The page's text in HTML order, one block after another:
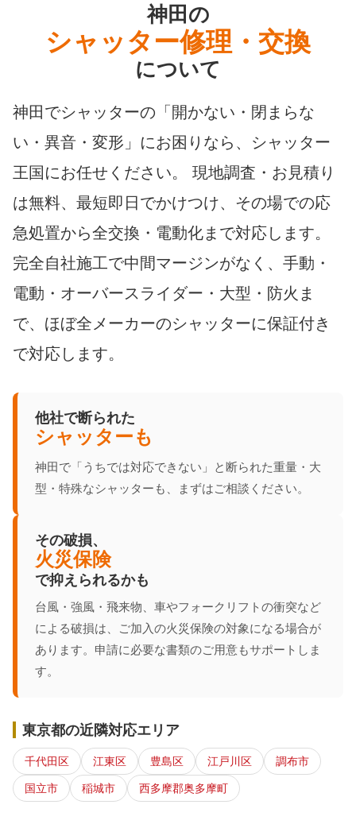
神田の
シャッター修理・交換
について
神田でシャッターの「開かない・閉まらな
い・異音・変形」にお困りなら、シャッター
王国にお任せください。 現地調査・お見積り
は無料、最短即日でかけつけ、その場での応
急処置から全交換・電動化まで対応します。
完全自社施工で中間マージンがなく、手動・
電動・オーバースライダー・大型・防火ま
で、ほぼ全メーカーのシャッターに保証付き
で対応します。
他社で断られた
シャッターも
神田で「うちでは対応できない」と断られた重量・大
型・特殊なシャッターも、まずはご相談ください。
その破損、
火災保険
で抑えられるかも
台風・強風・飛来物、車やフォークリフトの衝突など
による破損は、ご加入の火災保険の対象になる場合が
あります。申請に必要な書類のご用意もサポートしま
す。
東京都の近隣対応エリア
千代田区 江東区 豊島区 江戸川区
調布市
国立市
稲城市 西多摩郡奥多摩町